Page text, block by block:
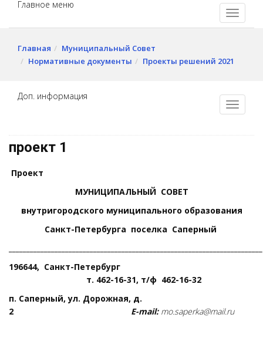
Главное меню
Главная
Муниципальный Совет
Нормативные документы
Проекты решений 2021
Доп. информация
проект 1
Проект
МУНИЦИПАЛЬНЫЙ СОВЕТ
внутригородского муниципального образования
Санкт-Петербурга поселка Саперный
196644, Санкт-Петербург
т. 462-16-31, т/ф 462-16-32
п. Саперный, ул. Дорожная, д.
2 Е-mail: mo.saperka@mail.ru